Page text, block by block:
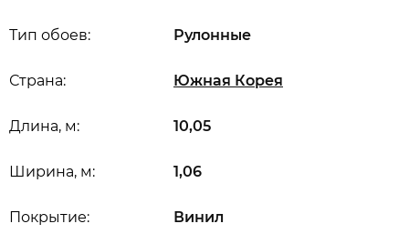
Длина, м: 10,05
Ширина, м: 1,06
Покрытие: Винил
Страна: Южная Корея
Тип обоев: Рулонные